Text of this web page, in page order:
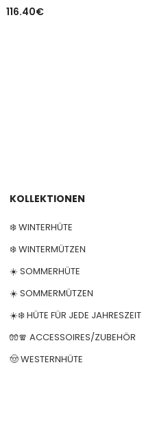
116.40€
KOLLEKTIONEN
❄️ WINTERHÜTE
❄️ WINTERMÜTZEN
☀️ SOMMERHÜTE
☀️ SOMMERMÜTZEN
☀️❄️ HÜTE FÜR JEDE JAHRESZEIT
🧤🧣 ACCESSOIRES/ZUBEHÖR
🤠 WESTERNHÜTE